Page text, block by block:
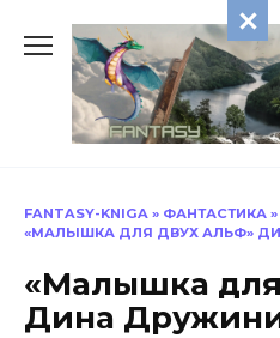
содержанию
FANTASY-KNIGA » ФАНТАСТИКА »
«МАЛЫШКА ДЛЯ ДВУХ АЛЬФ»
«Малышка
Дина